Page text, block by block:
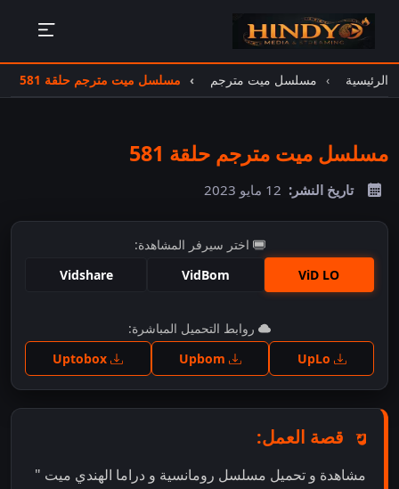
الرئيسية مسلسل ميت مترجم مسلسل ميت مترجم حلقة 581
مسلسل ميت مترجم حلقة 581
تاريخ النشر: 12 مايو 2023
اختر سيرفر المشاهدة:
ViD LO
VidBom
Vidshare
اضغط للمشاهدة
روابط التحميل المباشرة:
Uptobox
قصة العمل:
مشاهدة و تحميل مسلسل رومانسية و دراما الهندي ميت "